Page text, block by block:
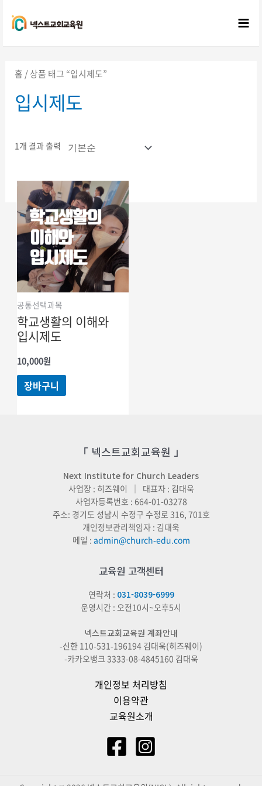
건너뛰기
홈 / 상품 태그 “입시제도”
입시제도
1개 결과 출력
공통선택과목
학교생활의 이해와
입시제도
10,000원
장바구니
「 넥스트교회교육원 」
Next Institute for Church Leaders
사업장 : 히즈웨이 ｜ 대표자 : 김대욱
사업자등록번호 : 664-01-03278
주소: 경기도 성남시 수정구 수정로 316, 701호
개인정보관리책임자 : 김대욱
메일 : admin@church-edu.com
교육원 고객센터
연락처 : 031-8039-6999
운영시간 : 오전10시~오후5시
넥스트교회교육원 계좌안내
-신한 110-531-196194 김대욱(히즈웨이)
-카카오뱅크 3333-08-4845160 김대욱
개인정보 처리방침
이용약관
교육원소개